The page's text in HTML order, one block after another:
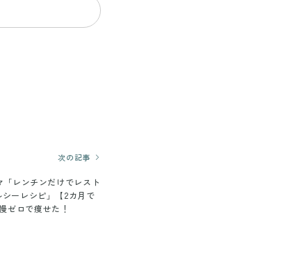
次の記事
「レンチンだけでレスト
シーレシピ」【2カ月で
ゼロで痩せた！